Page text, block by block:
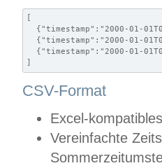
[
{"timestamp":"2000-01-
{"timestamp":"2000-01-
{"timestamp":"2000-01-
]
CSV-Format
Excel-
Vereinfachte